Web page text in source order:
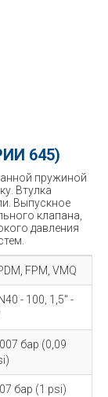
645)
пружиной
Втулка
Выпускное
клапана,
давления
FPM, VMQ
- 100, 1,5" -
бар (0,09
бар (1 psi)